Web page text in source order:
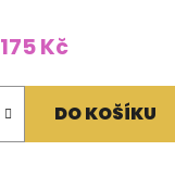
175 Kč
DO KOŠÍKU